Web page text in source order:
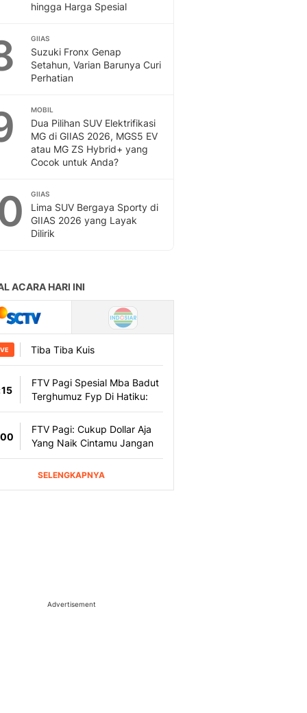
hingga Harga Spesial
GIIAS
Suzuki Fronx Genap
Setahun, Varian Barunya Curi
Perhatian
MOBIL
Dua Pilihan SUV Elektrifikasi
MG di GIIAS 2026, MGS5 EV
atau MG ZS Hybrid+ yang
Cocok untuk Anda?
GIIAS
Lima SUV Bergaya Sporty di
GIIAS 2026 yang Layak
Dilirik
Advertisement